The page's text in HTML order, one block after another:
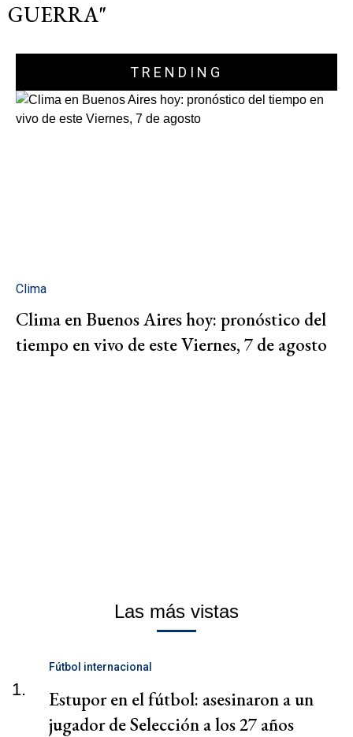
GUERRA"
TRENDING
Clima
Clima en Buenos Aires hoy: pronóstico del
tiempo en vivo de este Viernes, 7 de agosto
Las más vistas
1.
Fútbol internacional
Estupor en el fútbol: asesinaron a un
jugador de Selección a los 27 años